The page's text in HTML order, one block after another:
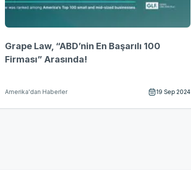
Grape Law, “ABD’nin En Başarılı 100
Firması” Arasında!
Amerika'dan Haberler 19 Sep 2024